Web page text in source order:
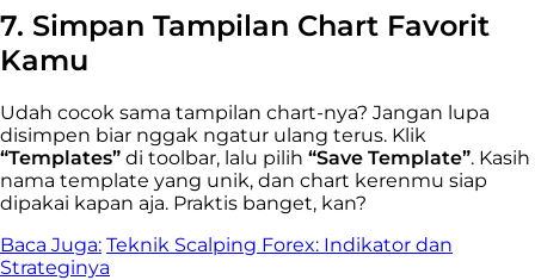
7. Simpan Tampilan Chart Favorit
Kamu
Udah cocok sama tampilan chart-nya? Jangan lupa
disimpen biar nggak ngatur ulang terus. Klik
“Templates” di toolbar, lalu pilih “Save Template”. Kasih
nama template yang unik, dan chart kerenmu siap
dipakai kapan aja. Praktis banget, kan?
Baca Juga: Teknik Scalping Forex: Indikator dan
Strateginya